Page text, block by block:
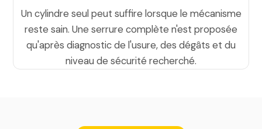
Un cylindre seul peut suffire lorsque le mécanisme
reste sain. Une serrure complète n'est proposée
qu'après diagnostic de l'usure, des dégâts et du
niveau de sécurité recherché.